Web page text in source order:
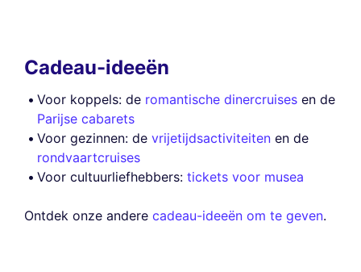
Cadeau-ideeën
Voor koppels: de romantische dinercruises en de
Parijse cabarets
Voor gezinnen: de vrijetijdsactiviteiten en de
rondvaartcruises
Voor cultuurliefhebbers: tickets voor musea
Ontdek onze andere cadeau-ideeën om te geven.